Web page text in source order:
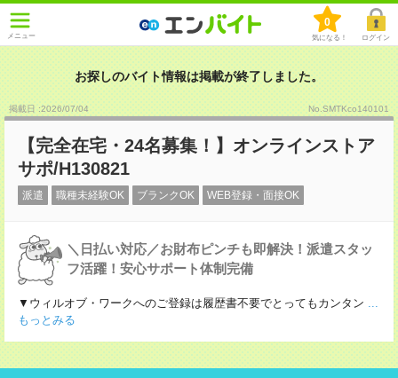
メニュー
0
気になる！ ログイン
お探しのバイト情報は掲載が終了しました。
掲載日 :2026/07/04 No.SMTKco140101
【完全在宅・24名募集！】オンラインストア
サポ/H130821
派遣 職種未経験OK ブランクOK WEB登録・面接OK
＼日払い対応／お財布ピンチも即解決！派遣スタッ
フ活躍！安心サポート体制完備
▼ウィルオブ・ワークへのご登録は履歴書不要でとってもカンタン ...
もっとみる